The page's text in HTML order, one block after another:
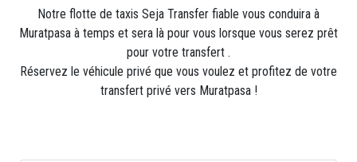
Notre flotte de taxis Seja Transfer fiable vous conduira à
Muratpasa à temps et sera là pour vous lorsque vous serez prêt
pour votre transfert .
Réservez le véhicule privé que vous voulez et profitez de votre
transfert privé vers Muratpasa !